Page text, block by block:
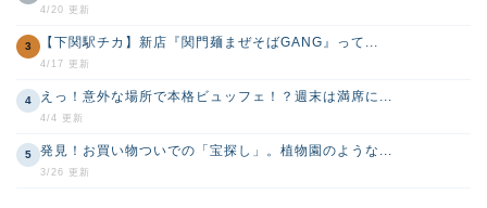
4/20 更新
3 【下関駅チカ】新店『関門麺まぜそばGANG』って...
4/17 更新
4 えっ！意外な場所で本格ビュッフェ！？週末は満席に...
4/4 更新
5 発見！お買い物ついでの「宝探し」。植物園のような...
3/26 更新